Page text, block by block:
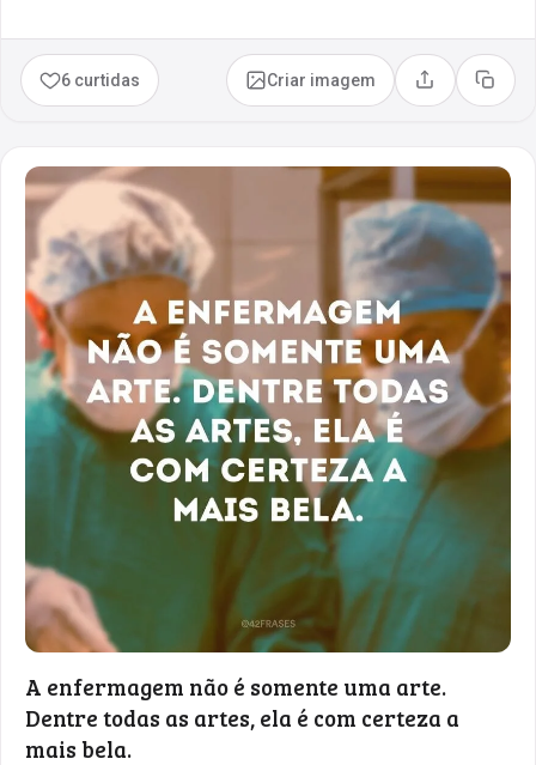
6 curtidas Criar imagem Compartilhar
Copiar
A enfermagem não é somente uma arte.
Dentre todas as artes, ela é com certeza a
mais bela.